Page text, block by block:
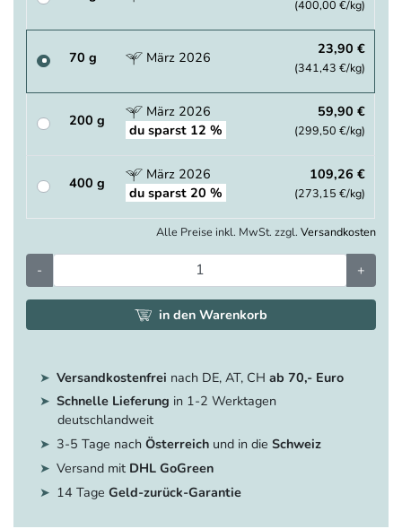
(400,00 €/kg)
70 g März 2026 23,90 €
(341,43 €/kg)
200 g
März 2026
du sparst 12 %
59,90 €
(299,50 €/kg)
400 g
März 2026
du sparst 20 %
109,26 €
(273,15 €/kg)
Alle Preise inkl. MwSt. zzgl. Versandkosten
- +
in den Warenkorb
Versandkostenfrei nach DE, AT, CH ab 70,- Euro
Schnelle Lieferung in 1-2 Werktagen
deutschlandweit
3-5 Tage nach Österreichund in die Schweiz
Versand mit DHL GoGreen
14 Tage Geld-zurück-Garantie